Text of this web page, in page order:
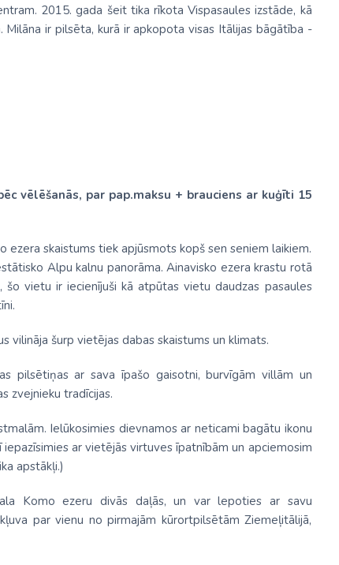
2015. gada šeit tika rīkota Vispasaules izstāde, kā
ir pilsēta, kurā ir apkopota visas Itālijas bāgātība -
vēlēšanās, par pap.maksu + brauciens ar kuģīti 15
ezera skaistums tiek apjūsmots kopš sen seniem laikiem.
Alpu kalnu panorāma. Ainavisko ezera krastu rotā
vietu ir iecienījuši kā atpūtas vietu daudzas pasaules
vilināja šurp vietējas dabas skaistums un klimats.
pilsētiņas ar sava īpašo gaisotni, burvīgām villām un
zvejnieku tradīcijas.
Ielūkosimies dievnamos ar neticami bagātu ikonu
ar vietējās virtuves īpatnībām un apciemosim
apstākļi.)
Komo ezeru divās daļās, un var lepoties ar savu
par vienu no pirmajām kūrortpilsētām Ziemeļitālijā,